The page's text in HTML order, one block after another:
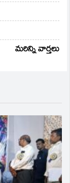
మరిన్ని వార్తలు